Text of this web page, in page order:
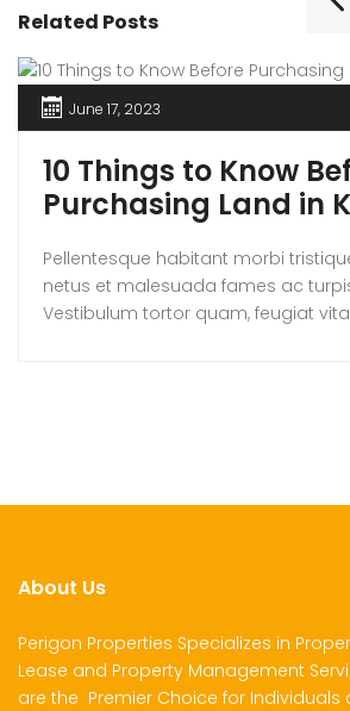
Related Posts
June 17, 2023
10 Things to Know
Purchasing Land in
Pellentesque habitant morbi
netus et malesuada fames ac
Vestibulum tortor quam, feugiat
About Us
Perigon Properties Specializes in
Lease and Property Management
are the Premier Choice for Individuals